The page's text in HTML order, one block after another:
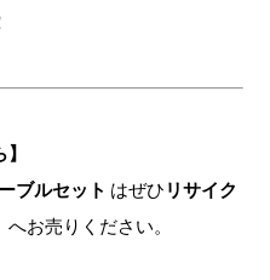
ブルセット はぜひ リサイク
へお売りください。